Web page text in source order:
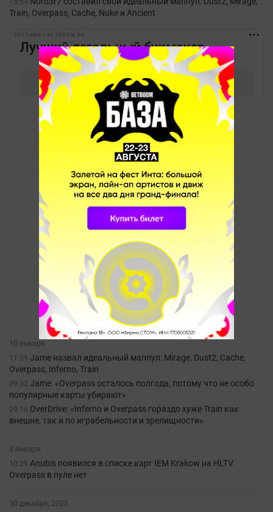
15:54
Train, Overpass, Cache, Nuke и Ancient
РЕКЛАМА • BETBOOM.RU
10 января
11:59 Jame назвал идеальный маппул: Mirage, Dust2, Cache,
Overpass, Inferno, Train
09:32 Jame: «Overpass осталось полгода, потому что не особо
популярные карты убирают»
09:16 OverDrive: «Inferno и Overpass гораздо хуже Train как
внешне, так и по играбельности и зрелищности»
4 января
10:29 Anubis появился в списке карт IEM Krakow на HLTV.
Overpass в пуле нет
30 декабря, 2025